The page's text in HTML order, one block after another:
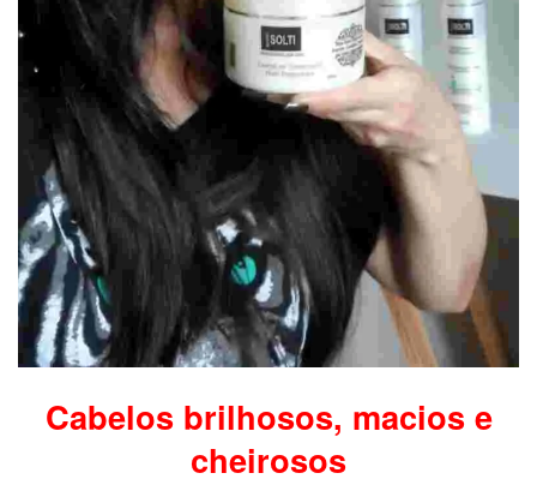
Cabelos brilhosos, macios e
cheirosos